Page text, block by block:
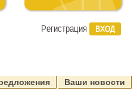
Регистрация ВХОД
Ваши новости